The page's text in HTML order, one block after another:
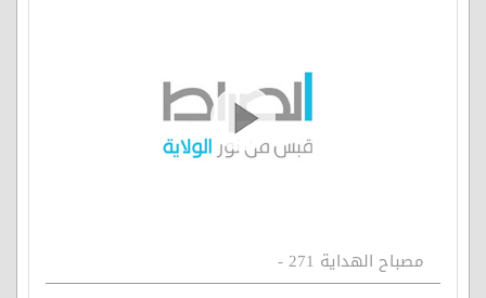
مصباح الهداية 271 -